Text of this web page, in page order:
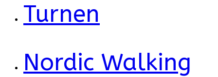
Turnen
Nordic Walking